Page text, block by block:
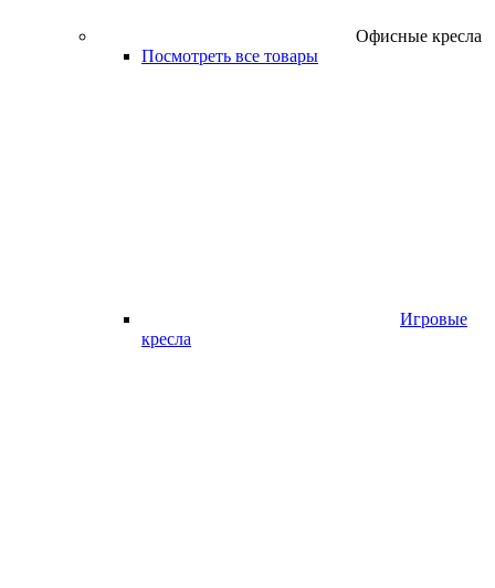
Офисные кресла
Посмотреть все товары
Игровые
кресла